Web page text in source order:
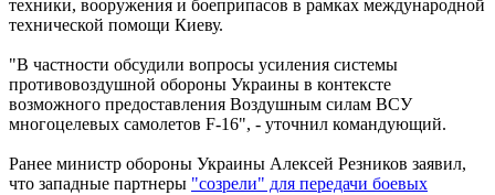
техники, вооружения и боеприпасов в рамках международной
технической помощи Киеву.
"В частности обсудили вопросы усиления системы
противовоздушной обороны Украины в контексте
возможного предоставления Воздушным силам ВСУ
многоцелевых самолетов F-16", - уточнил командующий.
Ранее министр обороны Украины Алексей Резников заявил,
что западные партнеры "созрели" для передачи боевых